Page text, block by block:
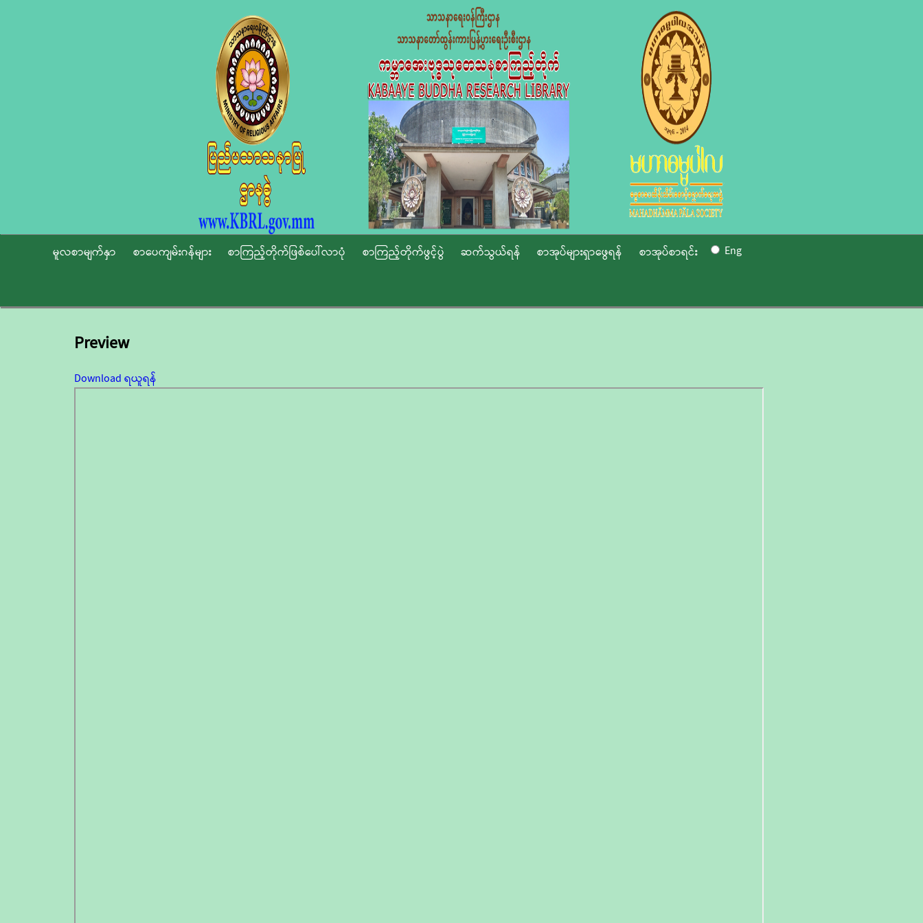
မူလစာမျက်နှာ စာပေကျမ်းဂန်များ စာကြည့်တိုက်ဖြစ်ပေါ်လာပုံ စာကြည့်တိုက်ဖွင့်ပွဲ ဆက်သွယ်ရန် စာအုပ်များရှာဖွေရန် စာအုပ်စာရင်း Eng
Preview
Download ရယူရန်